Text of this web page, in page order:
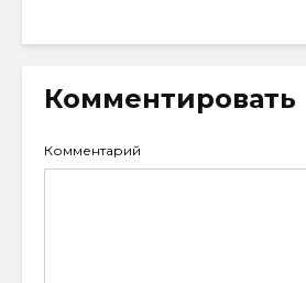
Комментировать
Комментарий